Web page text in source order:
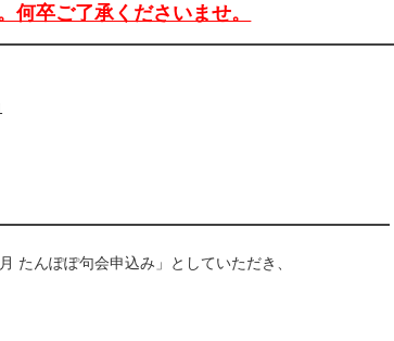
何卒ご了承くださいませ。
たんぽぽ句会申込み」としていただき、